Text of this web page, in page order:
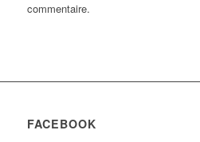
commentaire.
FACEBOOK